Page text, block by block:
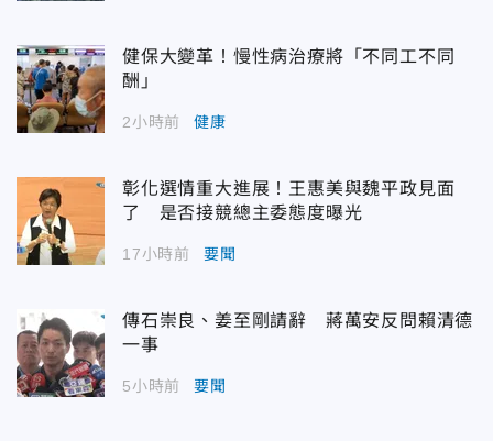
健保大變革！慢性病治療將「不同工不同
酬」
2小時前 健康
彰化選情重大進展！王惠美與魏平政見面
了 是否接競總主委態度曝光
17小時前 要聞
傳石崇良、姜至剛請辭 蔣萬安反問賴清德
一事
5小時前 要聞